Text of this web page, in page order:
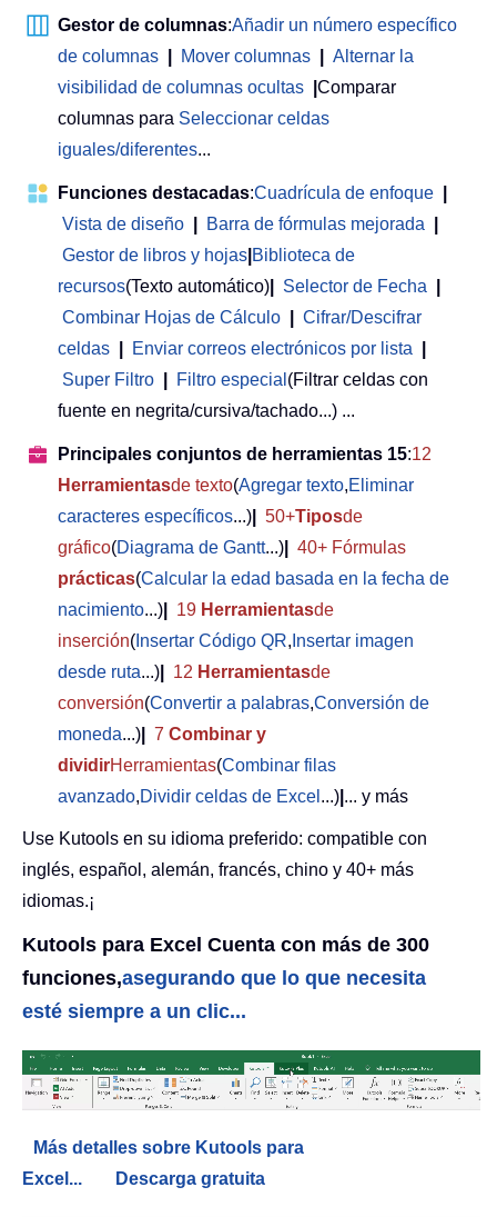
Gestor de columnas:Añadir un número específico
de columnas
Mover columnas
Alternar la
visibilidad de columnas ocultas
Comparar
columnas para Seleccionar celdas
iguales/diferentes...
Funciones destacadas:Cuadrícula de enfoque
Vista de diseño
Barra de fórmulas mejorada
Gestor de libros y hojas Biblioteca de
recursos(Texto automático) Selector de Fecha
Combinar Hojas de Cálculo
Cifrar/Descifrar
celdas
Enviar correos electrónicos por lista
Super Filtro
Filtro especial (Filtrar celdas con
fuente en negrita/cursiva/tachado...) ...
Principales conjuntos de herramientas 15:12
Herramientasde texto(Agregar texto,Eliminar
caracteres específicos...) 50+Tiposde
gráfico(Diagrama de Gantt...)
40+ Fórmulas
prácticas(Calcular la edad basada en la fecha de
nacimiento...) 19 Herramientasde
inserción( Insertar Código QR, Insertar imagen
desde ruta...) 12 Herramientasde
conversión(Convertir a palabras,Conversión de
moneda...) 7 Combinar y
dividirHerramientas(Combinar filas
avanzado,Dividir celdas de Excel ...) ... y más
Use Kutools en su idioma preferido: compatible con
inglés, español, alemán, francés, chino y 40+ más
idiomas.¡
Kutools para Excel Cuenta con más de 300
funciones,asegurando que lo que necesita
esté siempre a un clic...
Más detalles sobre Kutools para
Excel...
Descarga gratuita